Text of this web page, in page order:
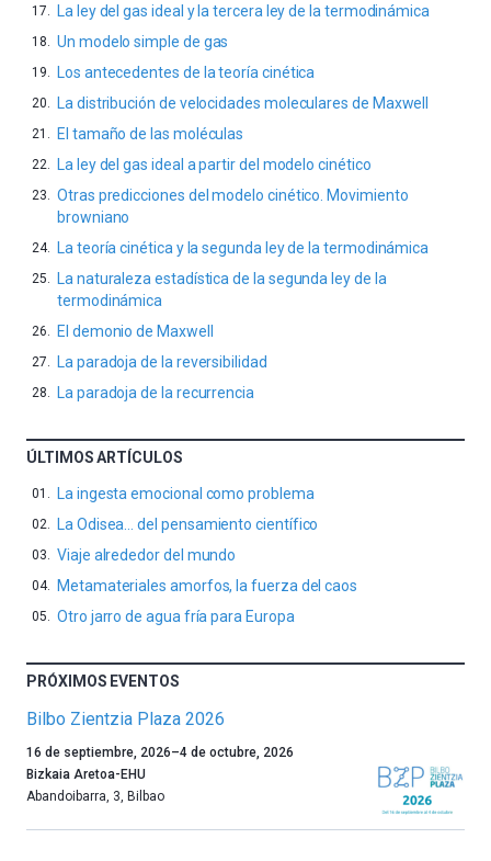
La ley del gas ideal y la tercera ley de la termodinámica
Un modelo simple de gas
Los antecedentes de la teoría cinética
La distribución de velocidades moleculares de Maxwell
El tamaño de las moléculas
La ley del gas ideal a partir del modelo cinético
Otras predicciones del modelo cinético. Movimiento
browniano
La teoría cinética y la segunda ley de la termodinámica
La naturaleza estadística de la segunda ley de la
termodinámica
El demonio de Maxwell
La paradoja de la reversibilidad
La paradoja de la recurrencia
ÚLTIMOS ARTÍCULOS
La ingesta emocional como problema
La Odisea… del pensamiento científico
Viaje alrededor del mundo
Metamateriales amorfos, la fuerza del caos
Otro jarro de agua fría para Europa
PRÓXIMOS EVENTOS
Bilbo Zientzia Plaza 2026
Un
año
más,
16 de septiembre, 2026–4 de octubre, 2026
Bizkaia Aretoa-EHU
Abandoibarra, 3 Bilbao